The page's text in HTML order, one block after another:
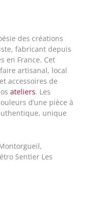
des créations
fabricant depuis
en France. Cet
artisanal, local
accessoires de
ateliers. Les
d’une pièce à
unique
Sentier Les